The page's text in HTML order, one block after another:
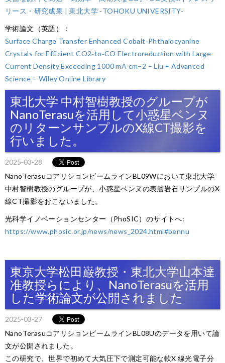
リース・研究成果 | 東北大学 -TOHOKU UNIVERSITY-
学術論文（英語）：
Surface Charge Transfer Enhanced Cobalt‐Phthalocyanine
Crystals for Efficient CO2‐to‐CO Electroreduction with Large
Current Density Exceeding 1000 mA cm−2 – Liu – Advanced
Science – Wiley Online Library
東北大学 中村智樹教授のグループが
NanoTerasuを活用して小惑星ベンヌ
のリターンサンプルのX線CT撮影を
行いました。
2025-03-28
NanoTerasuコアリションビームラインBL09Wにおいて東北大学
中村智樹教授のグループが、小惑星ベンヌの表層岩石サンプルのX
線CT撮影をおこないました。
光科学イノベーションセンター（PhoSIC）のサイトへ:
https://www.phosic.or.jp/news/news_2024.html#bennu
東京大学松田巌教授・東北大学山本達
准教授らにより、NanoTerasuを活用
した学術論文が公開されました
2025-03-27
NanoTerasuコアリションビームラインBL08Uのデータを用いて論
文が公開されました。
この研究で、世界で初めて大気圧下で測定可能な軟X 線光電子分